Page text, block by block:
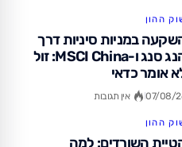
ההון
במניות סיניות דרך
הנג סנג ו-MSCI China: זול
אומר כדאי
07/08/ אין תגובות
ההון
השורדים: למה